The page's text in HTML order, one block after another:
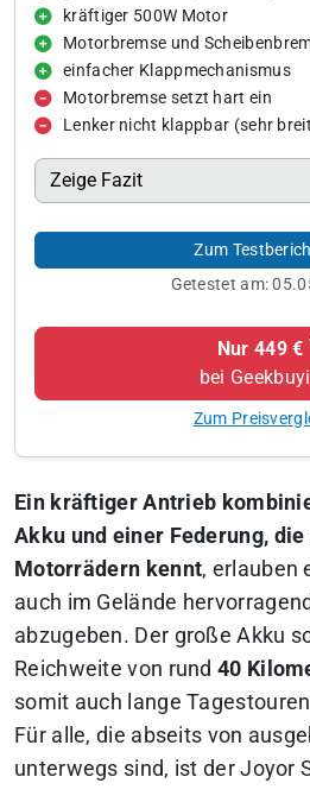
kräftiger 500W Motor
Motorbremse und
einfacher Klappmechanismus
Motorbremse setzt hart ein
Lenker nicht klappbar (sehr
Zeige Fazit
Zum
Getestet am:
Nur 449 €
bei
Zum
Ein kräftiger Antrieb
Akku und einer Federung,
Motorrädern kennt, erlauben
auch im Gelände
abzugeben. Der große Akku
Reichweite von rund40
somit auch lange
Für alle, die abseits von
unterwegs sind, ist der Joyor